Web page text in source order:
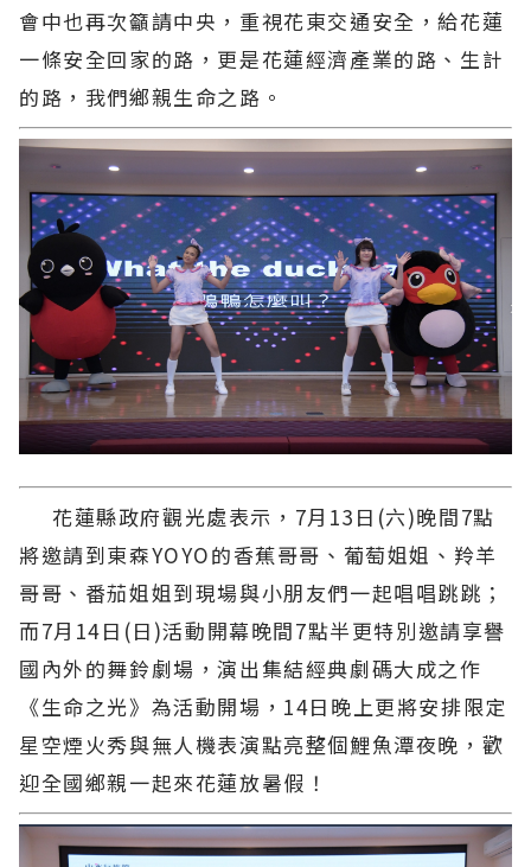
會中也再次籲請中央，重視花東交通安全，給花蓮
一條安全回家的路，更是花蓮經濟產業的路、生計
的路，我們鄉親生命之路。
花蓮縣政府觀光處表示，7月13日(六)晚間7點
將邀請到東森YOYO的香蕉哥哥、葡萄姐姐、羚羊
哥哥、番茄姐姐到現場與小朋友們一起唱唱跳跳；
而7月14日(日)活動開幕晚間7點半更特別邀請享譽
國內外的舞鈴劇場，演出集結經典劇碼大成之作
《生命之光》為活動開場，14日晚上更將安排限定
星空煙火秀與無人機表演點亮整個鯉魚潭夜晚，歡
迎全國鄉親一起來花蓮放暑假！